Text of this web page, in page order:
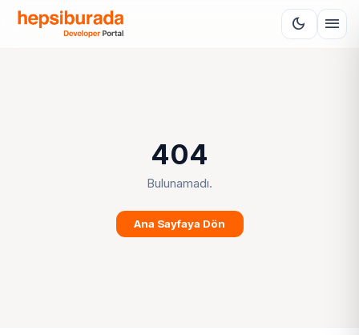
dark_mode menu
404
Bulunamadı.
Ana Sayfaya Dön